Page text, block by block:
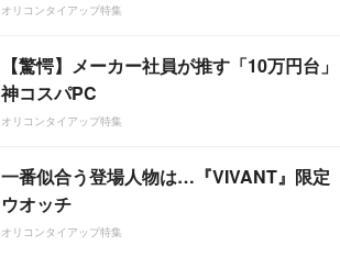
オリコンタイアップ特集
【驚愕】メーカー社員が推す「10万円台」
神コスパPC
オリコンタイアップ特集
一番似合う登場人物は…『VIVANT』限定
ウオッチ
オリコンタイアップ特集